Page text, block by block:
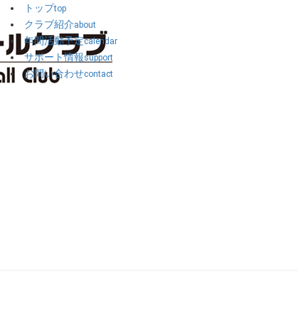
トップtop
クラブ紹介about
年間活動予定calendar
サポート情報support
お問い合わせcontact